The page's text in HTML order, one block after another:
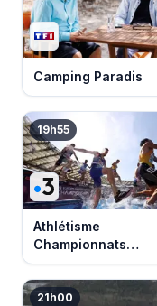
Camping Paradis
19h55
Athlétisme
Championnats
d'Europe 2026
21h00